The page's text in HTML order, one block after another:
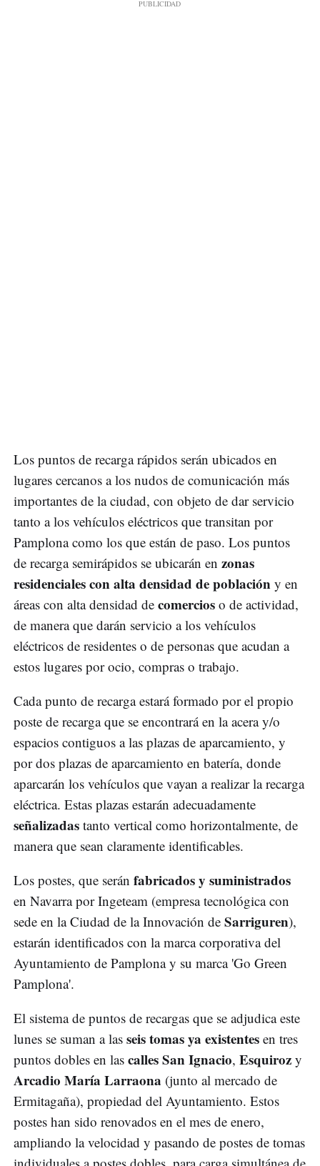
Los puntos de recarga rápidos serán ubicados en
lugares cercanos a los nudos de comunicación más
importantes de la ciudad, con objeto de dar servicio
tanto a los vehículos eléctricos que transitan por
Pamplona como los que están de paso. Los puntos
de recarga semirápidos se ubicarán en zonas
residenciales con alta densidad de población y en
áreas con alta densidad de comercios o de actividad,
de manera que darán servicio a los vehículos
eléctricos de residentes o de personas que acudan a
estos lugares por ocio, compras o trabajo.
Cada punto de recarga estará formado por el propio
poste de recarga que se encontrará en la acera y/o
espacios contiguos a las plazas de aparcamiento, y
por dos plazas de aparcamiento en batería, donde
aparcarán los vehículos que vayan a realizar la recarga
eléctrica. Estas plazas estarán adecuadamente
señalizadas tanto vertical como horizontalmente, de
manera que sean claramente identificables.
Los postes, que serán fabricados y suministrados
en Navarra por Ingeteam (empresa tecnológica con
sede en la Ciudad de la Innovación de Sarriguren),
estarán identificados con la marca corporativa del
Ayuntamiento de Pamplona y su marca 'Go Green
Pamplona'.
El sistema de puntos de recargas que se adjudica este
lunes se suman a las seis tomas ya existentes en tres
puntos dobles en las calles San Ignacio, Esquiroz y
Arcadio María Larraona (junto al mercado de
Ermitagaña), propiedad del Ayuntamiento. Estos
postes han sido renovados en el mes de enero,
ampliando la velocidad y pasando de postes de tomas